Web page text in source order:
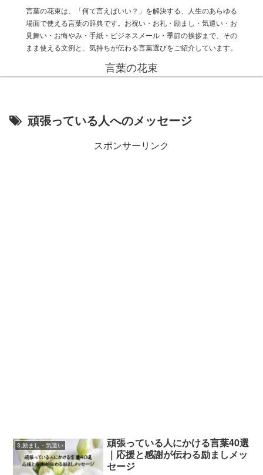
言葉の花束は、「何て言えばいい？」を解決する、人生のあらゆる
場面で使える言葉の辞典です。お祝い・お礼・励まし・気遣い・お
見舞い・お悔やみ・手紙・ビジネスメール・季節の挨拶まで、その
まま使える文例と、気持ちが伝わる言葉選びをご紹介しています。
言葉の花束
頑張っている人へのメッセージ
スポンサーリンク
3.励まし・気遣い
頑張っている人にかける言葉40選
｜応援と感謝が伝わる励ましメッ
セージ